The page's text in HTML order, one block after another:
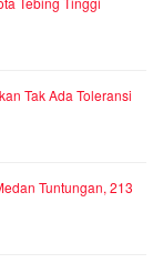
Tak Ada Toleransi
Tuntungan, 213